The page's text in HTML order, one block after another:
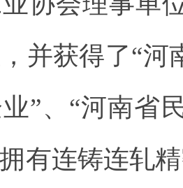
并获得了“河
”、“河南省
有连铸连轧